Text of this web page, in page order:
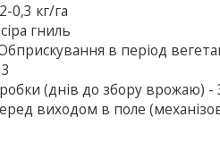
0,3 кг/га
гниль
в період
(днів до збору врожаю) -
виходом в поле